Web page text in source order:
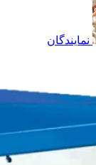
نمایندگان